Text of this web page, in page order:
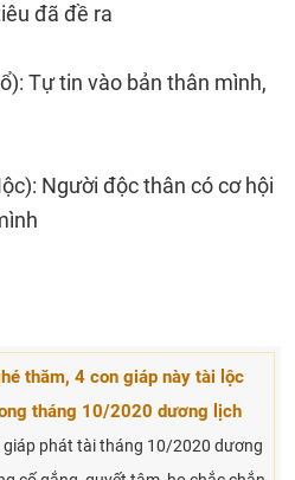
đã đề ra
Tự tin vào bản thân mình,
Người độc thân có cơ hội
thăm, 4 con giáp này tài lộc
tháng 10/2020 dương lịch
giáp phát tài tháng 10/2020 dương